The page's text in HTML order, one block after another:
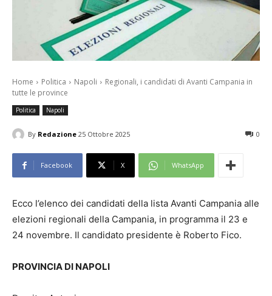
Home Politica Napoli
Regionali, i candidati di Avanti Campania in
tutte le province
Politica Napoli
By Redazione 25 Ottobre 2025 0
Facebook X WhatsApp
Ecco l’elenco dei candidati della lista Avanti Campania alle
elezioni regionali della Campania, in programma il 23 e
24 novembre. Il candidato presidente è Roberto Fico.
PROVINCIA DI NAPOLI